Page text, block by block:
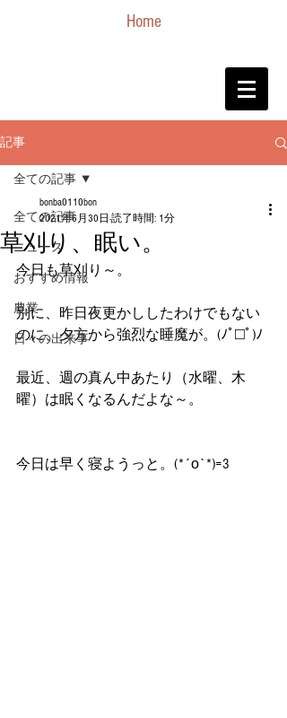
Home
記事
全ての記事
ニュース
おすすめ情報
農業
日々の出来事
全ての記事
草刈り、眠い。
bonba0110bon
2021年6月30日 読了時間: 1分
今日も草刈り～。
別に、昨日夜更かししたわけでもない
のに、夕方から強烈な睡魔が。(ﾉﾟ□ﾟ)ﾉ
最近、週の真ん中あたり（水曜、木
曜）は眠くなるんだよな～。
今日は早く寝ようっと。(*´ο`*)=3